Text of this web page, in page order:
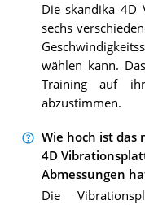
Die skandika 4D
sechs
wählen kann.
Training auf
abzustimmen.
Wie hoch ist das
4D
Abmessungen
Die